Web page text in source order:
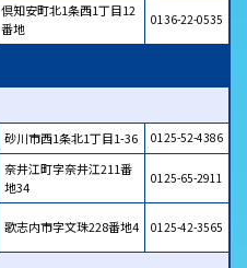
倶知安町北1条西1丁目12
番地
0136-22-0535
砂川市西1条北1丁目1-36 0125-52-4386
奈井江町字奈井江211番
地34
0125-65-2911
歌志内市字文珠228番地4 0125-42-3565